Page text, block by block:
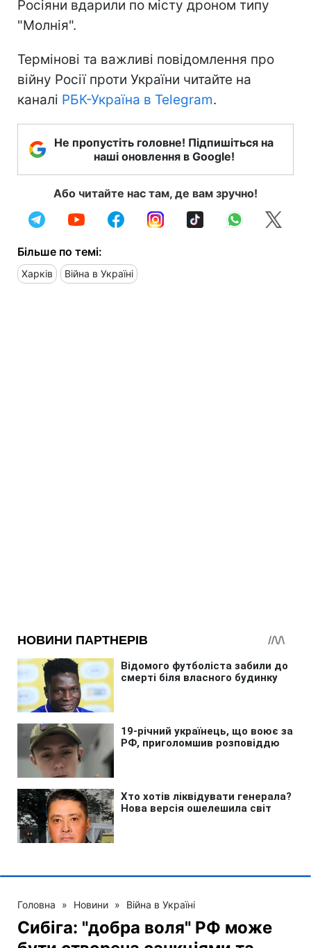
Росіяни вдарили по місту дроном типу
"Молнія".
Термінові та важливі повідомлення про
війну Росії проти України читайте на
каналі РБК-Україна в Telegram.
Не пропустіть головне! Підпишіться на
наші оновлення в Google!
Або читайте нас там, де вам зручно!
Більше по темі:
Харків Війна в Україні
Головна » Новини » Війна в Україні
Сибіга: "добра воля" РФ може